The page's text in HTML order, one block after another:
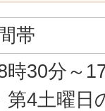
帯
時30分～
4土曜日